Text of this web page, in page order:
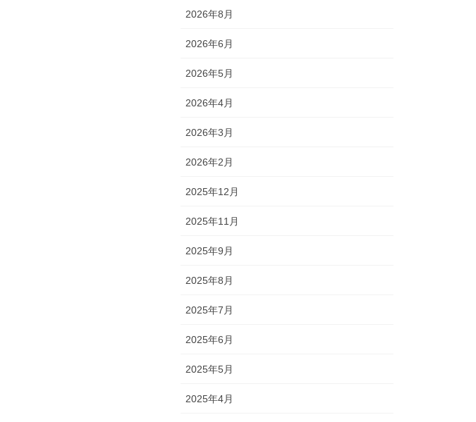
2026年8月
2026年6月
2026年5月
2026年4月
2026年3月
2026年2月
2025年12月
2025年11月
2025年9月
2025年8月
2025年7月
2025年6月
2025年5月
2025年4月